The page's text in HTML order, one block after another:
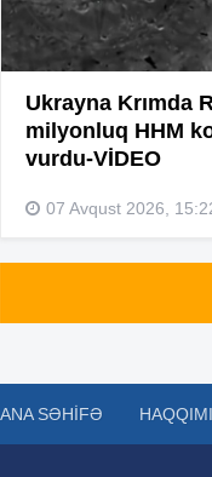
Ukrayna Krımda
milyonluq HHM
vurdu-VİDEO
07 Avqust 2026,
ANA SƏHIFƏ